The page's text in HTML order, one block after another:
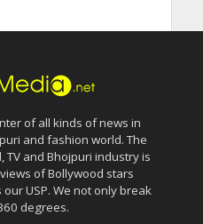
of all kinds of news in
and fashion world. The
and Bhojpuri industry is
of Bollywood stars
USP. We not only break
degrees.